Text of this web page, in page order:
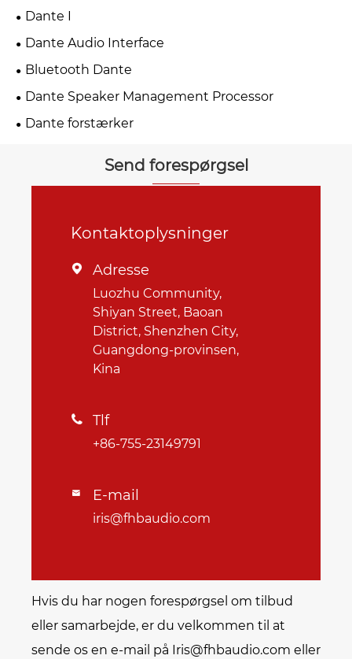
Dante I
Dante Audio Interface
Bluetooth Dante
Dante Speaker Management Processor
Dante forstærker
Send forespørgsel
Kontaktoplysninger
 Adresse
Luozhu Community,
Shiyan Street, Baoan
District, Shenzhen City,
Guangdong-provinsen,
Kina
 Tlf
+86-755-23149791
 E-mail
iris@fhbaudio.com
Hvis du har nogen forespørgsel om tilbud
eller samarbejde, er du velkommen til at
sende os en e-mail på Iris@fhbaudio.com eller